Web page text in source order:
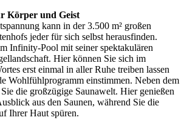
Körper und Geist
kann in der 3.500 m² großen
jeder für sich selbst herausfinden.
Infinity-Pool mit seiner spektakulären
Hier können Sie sich im
erst einmal in aller Ruhe treiben lassen
Wohlfühlprogramm einstimmen. Neben dem
die großzügige Saunawelt. Hier genießen
aus den Saunen, während Sie die
Ihrer Haut spüren.